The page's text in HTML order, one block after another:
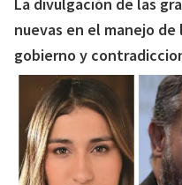
nuevas en el manejo
gobierno y